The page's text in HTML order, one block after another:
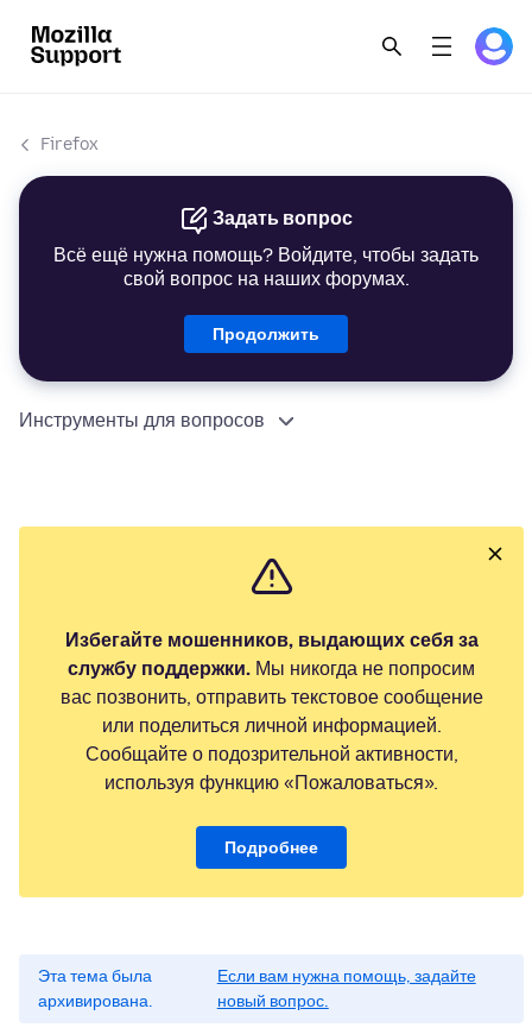
Firefox
Задать вопрос
Всё ещё нужна помощь? Войдите, чтобы задать
свой вопрос на наших форумах.
Продолжить
Инструменты для вопросов
Избегайте мошенников, выдающих себя за
службу поддержки. Мы никогда не попросим
вас позвонить, отправить текстовое сообщение
или поделиться личной информацией.
Сообщайте о подозрительной активности,
используя функцию «Пожаловаться».
Подробнее
Эта тема была
архивирована.
Если вам нужна помощь, задайте
новый вопрос.